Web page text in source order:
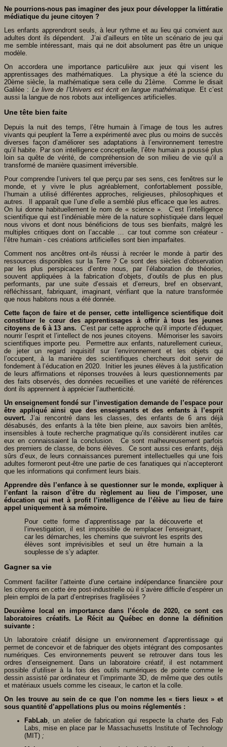
Ne pourrions-nous pas imaginer des jeux pour développer la littératie
médiatique du jeune citoyen ?
Les enfants apprendront seuls, à leur rythme et au lieu qui convient aux
adultes dont ils dépendent. J’ai d’ailleurs en tête un scénario de jeu qui
me semble intéressant, mais qui ne doit absolument pas être un unique
modèle.
On accordera une importance particulière aux jeux qui visent les
apprentissages des mathématiques. La physique a été la science du
20ème siècle, la mathématique sera celle du 21ème. Comme le disait
Galilée : Le livre de l’Univers est écrit en langue mathématique.
Et c’est
aussi la langue de nos robots aux intelligences artificielles.
Une tête bien faite
Depuis la nuit des temps, l’être humain à l’image de tous les autres
vivants qui peuplent la Terre a expérimenté avec plus ou moins de succès
diverses façon d’améliorer ses adaptations à l’environnement terrestre
qu’il habite. Par son intelligence conceptuelle, l’être humain a poussé plus
loin sa quête de vérité, de compréhension de son milieu de vie qu’il a
transformé de manière quasiment irréversible.
Pour comprendre l’univers tel que perçu par ses sens, ces fenêtres sur le
monde, et y vivre le plus agréablement, confortablement possible,
l’humain a utilisé différentes approches, religieuses, philosophiques et
autres. Il apparaît que l’une d’elle a semblé plus efficace que les autres.
On lui donne habituellement le nom de « science ». C’est l’intelligence
scientifique qui est l’indéniable mère de la nature sophistiquée dans lequel
nous vivons et dont nous bénéficions de tous ses bienfaits, malgré les
multiples critiques dont on l’accable … car tout comme son créateur -
l’être humain - ces créations artificielles sont bien imparfaites.
Comment nos ancêtres ont-ils réussi à recréer le monde à partir des
ressources disponibles sur la Terre ? Ce sont des siècles d’observation
par les plus perspicaces d’entre nous, par l’élaboration de théories,
souvent appliquées à la fabrication d’objets, d’outils de plus en plus
performants, par une suite d’essais et d’erreurs, bref en observant,
réfléchissant, fabriquant, imaginant, vérifiant que la nature transformée
que nous habitons nous a été donnée.
Cette façon de faire et de penser, cette intelligence scientifique doit
constituer le cœur des apprentissages à offrir à tous les jeunes
citoyens de 6 à 13 ans. C’est par cette approche qu’il importe d’éduquer,
nourrir l’esprit et l’intellect de nos jeunes citoyens. Mémoriser les savoirs
scientifiques importe peu. Permettre aux enfants, naturellement curieux,
de jeter un regard inquisitif sur l’environnement et les objets qui
l’occupent, à la manière des scientifiques chercheurs doit servir de
fondement à l’éducation en 2020. Initier les jeunes élèves à la justification
de leurs affirmations et réponses trouvées à leurs questionnements par
des faits observés, des données recueillies et une variété de références
dont ils apprennent à apprécier l’authenticité.
Un enseignement fondé sur l’investigation demande de l’espace pour
être appliqué ainsi que des enseignants et des enfants à l’esprit
ouvert. J’ai rencontré dans les classes, des enfants de 6 ans déjà
désabusés, des enfants à la tête bien pleine, aux savoirs bien arrêtés,
insensibles à toute recherche pragmatique qu’ils considèrent inutiles car
eux en connaissaient la conclusion. Ce sont malheureusement parfois
des premiers de classe, de bons élèves. Ce sont aussi ces enfants, déjà
sûrs d’eux, de leurs connaissances purement intellectuelles qui une fois
adultes formeront peut-être une partie de ces fanatiques qui n’accepteront
que les informations qui confirment leurs biais.
Apprendre dès l’enfance à se questionner sur le monde, expliquer à
l’enfant la raison d’être du règlement au lieu de l’imposer, une
éducation qui met à profit l’intelligence de l’élève au lieu de faire
appel uniquement à sa mémoire.
Pour cette forme d’apprentissage par la découverte et
l’investigation, il est impossible de remplacer l’enseignant,
car les démarches, les chemins que suivront les esprits des
élèves sont imprévisibles et seul un être humain a la
souplesse de s’y adapter.
Gagner sa vie
Comment faciliter l’atteinte d’une certaine indépendance financière pour
les citoyens en cette ère post-industrielle où il s’avère difficile d’espérer un
plein emploi de la part d’entreprises fragilisées ?
Deuxième local en importance dans l’école de 2020, ce sont ces
laboratoires créatifs. Le Récit au Québec en donne la définition
suivante :
Un laboratoire créatif désigne un environnement d’apprentissage qui
permet de concevoir et de fabriquer des objets intégrant des composantes
numériques. Ces environnements peuvent se retrouver dans tous les
ordres d’enseignement. Dans un laboratoire créatif, il est notamment
possible d’utiliser à la fois des outils numériques de pointe comme le
dessin assisté par ordinateur et l’imprimante 3D, de même que des outils
et matériaux usuels comme les ciseaux, le carton et la colle.
On les trouve au sein de ce que l’on nomme les « tiers lieux » et
sous quantité d’appellations plus ou moins réglementés :
FabLab, un atelier de fabrication qui respecte la charte des Fab
Labs, mise en place par le Massachusetts Institute of Technology
(MIT) ;